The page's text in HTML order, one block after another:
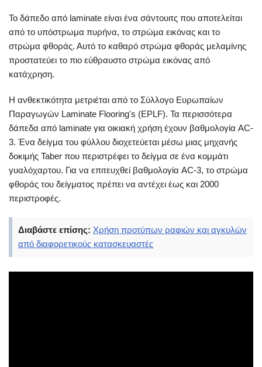
Το δάπεδο από laminate είναι ένα σάντουιτς που αποτελείται
από το υπόστρωμα πυρήνα, το στρώμα εικόνας και το
στρώμα φθοράς. Αυτό το καθαρό στρώμα φθοράς μελαμίνης
προστατεύει το πιο εύθραυστο στρώμα εικόνας από
κατάχρηση.
Η ανθεκτικότητα μετριέται από το Σύλλογο Ευρωπαίων
Παραγωγών Laminate Flooring's (EPLF). Τα περισσότερα
δάπεδα από laminate για οικιακή χρήση έχουν βαθμολογία AC-
3. Ένα δείγμα του φύλλου διοχετεύεται μέσω μιας μηχανής
δοκιμής Taber που περιστρέφει το δείγμα σε ένα κομμάτι
γυαλόχαρτου. Για να επιτευχθεί βαθμολογία AC-3, το στρώμα
φθοράς του δείγματος πρέπει να αντέχει έως και 2000
περιστροφές.
Διαβάστε επίσης: Χρήση προτύπων ραφιών και αγκυλών
από διαφορετικούς κατασκευαστές